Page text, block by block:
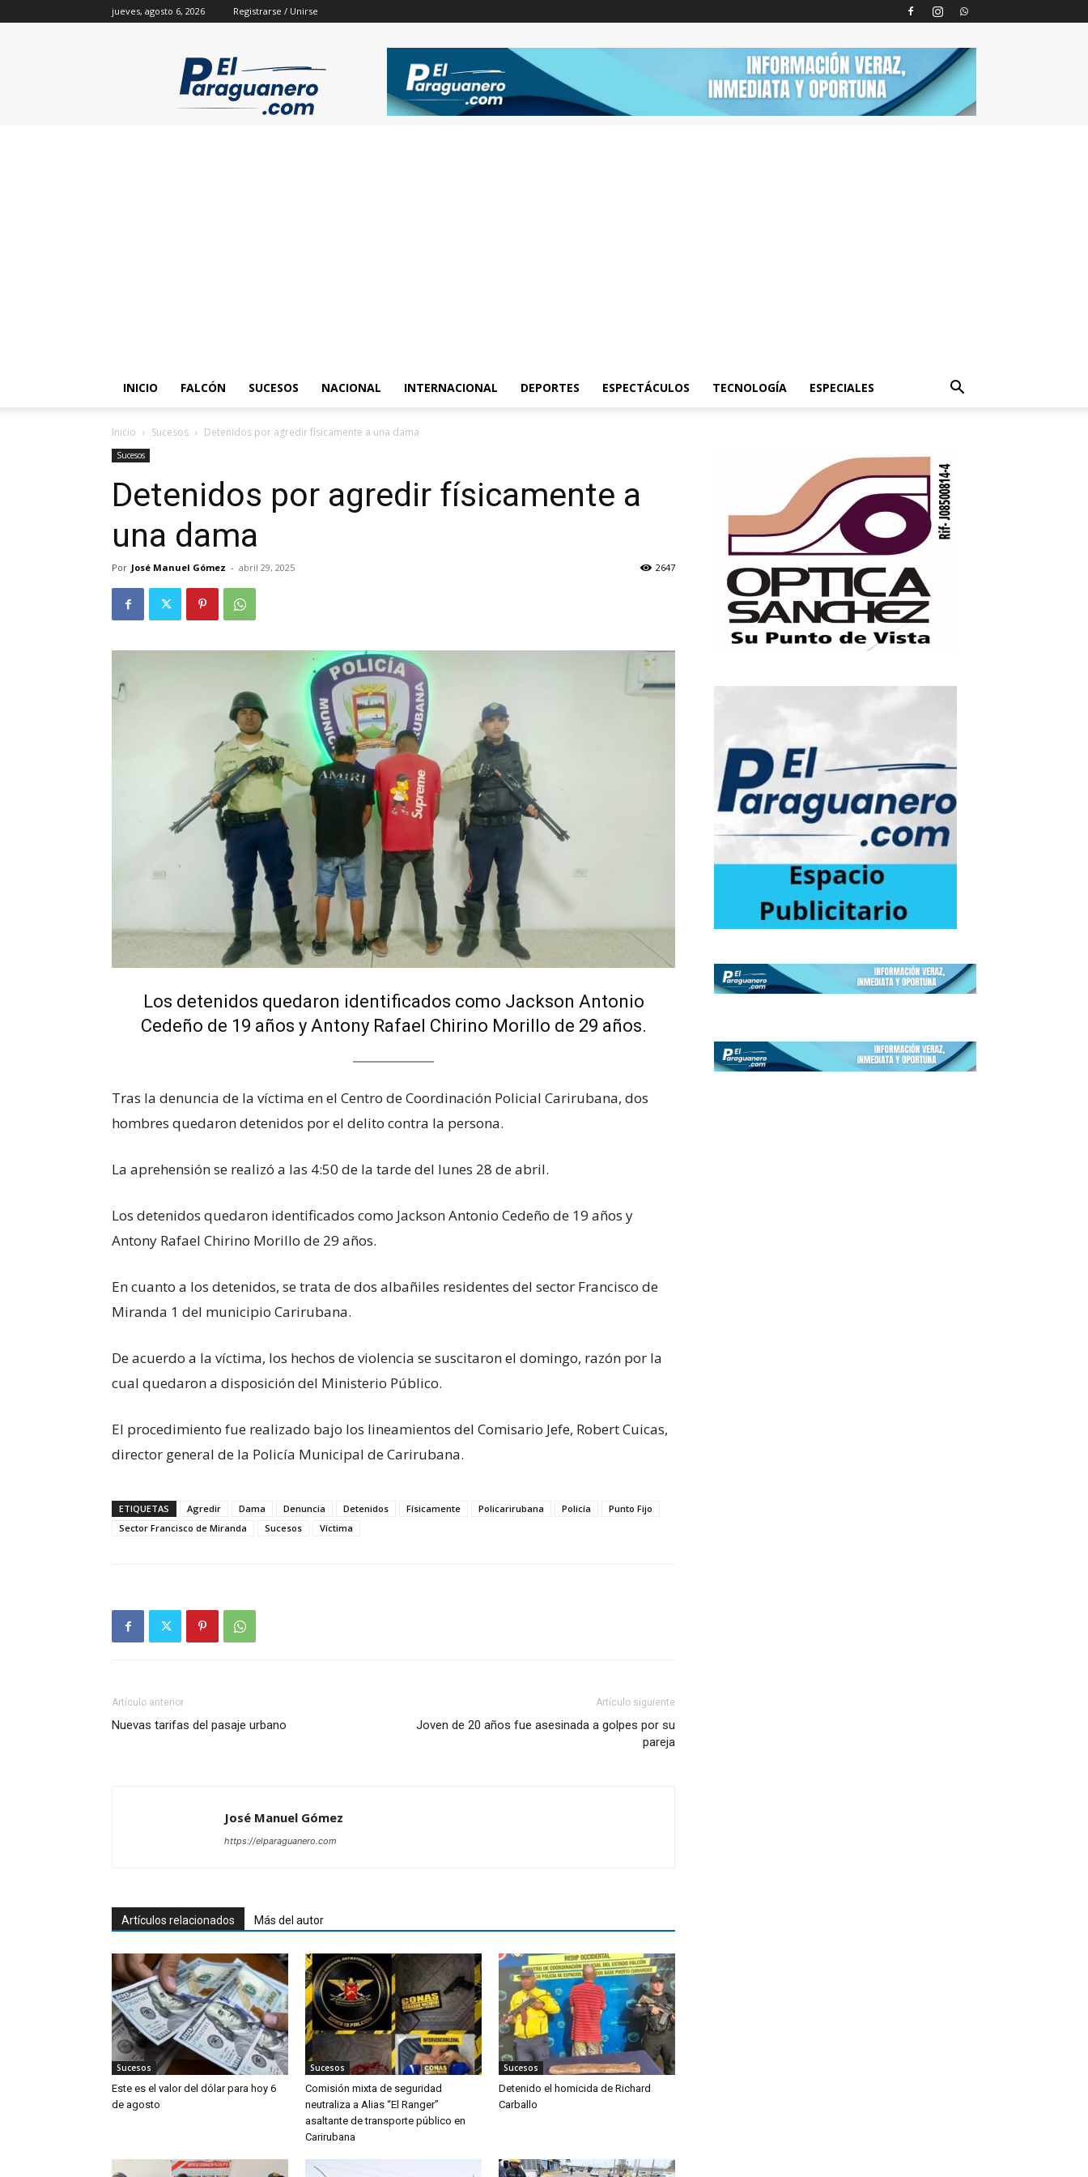
jueves, agosto 6, 2026 Registrarse / Unirse
INICIO FALCÓN SUCESOS NACIONAL INTERNACIONAL DEPORTES ESPECTÁCULOS TECNOLOGÍA ESPECIALES
Inicio Sucesos Detenidos por agredir físicamente a una dama
Sucesos
Detenidos por agredir físicamente a
una dama
Por José Manuel Gómez - abril 29, 2025 2647
Los detenidos quedaron identificados como Jackson Antonio
Cedeño de 19 años y Antony Rafael Chirino Morillo de 29 años.
Tras la denuncia de la víctima en el Centro de Coordinación Policial Carirubana, dos
hombres quedaron detenidos por el delito contra la persona.
La aprehensión se realizó a las 4:50 de la tarde del lunes 28 de abril.
Los detenidos quedaron identificados como Jackson Antonio Cedeño de 19 años y
Antony Rafael Chirino Morillo de 29 años.
En cuanto a los detenidos, se trata de dos albañiles residentes del sector Francisco de
Miranda 1 del municipio Carirubana.
De acuerdo a la víctima, los hechos de violencia se suscitaron el domingo, razón por la
cual quedaron a disposición del Ministerio Público.
El procedimiento fue realizado bajo los lineamientos del Comisario Jefe, Robert Cuicas,
director general de la Policía Municipal de Carirubana.
ETIQUETAS Agredir Dama Denuncia Detenidos Físicamente Policarirubana Policía
Punto Fijo
Sector Francisco de Miranda
Sucesos Víctima
Artículo anterior
Nuevas tarifas del pasaje urbano
Artículo siguiente
Joven de 20 años fue asesinada a golpes por su
pareja
José Manuel Gómez
https://elparaguanero.com
Artículos relacionados Más del autor
Sucesos
Este es el valor del dólar para hoy 6
de agosto
Sucesos
Comisión mixta de seguridad
neutraliza a Alias “El Ranger”
asaltante de transporte público en
Carirubana
Sucesos
Detenido el homicida de Richard
Carballo